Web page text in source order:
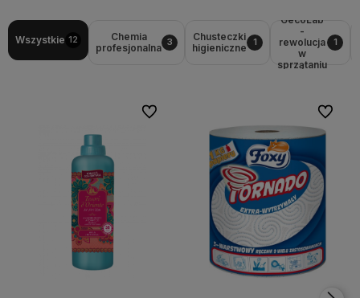
Wszystkie 12
Chemia
profesjonalna 3
Chusteczki
higieniczne
1
GecoLab
-
rewolucja
w
sprzątaniu
1
Do ulubionych Do